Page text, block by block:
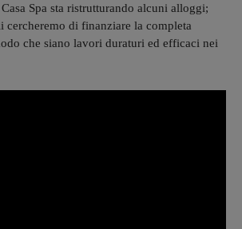
Spa sta ristrutturando alcuni alloggi;
cercheremo di finanziare la completa
che siano lavori duraturi ed efficaci nei